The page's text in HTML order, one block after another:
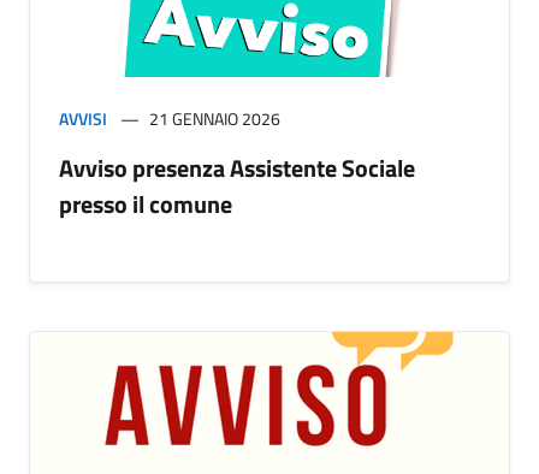
AVVISI 21 GENNAIO 2026
Avviso presenza Assistente Sociale
presso il comune